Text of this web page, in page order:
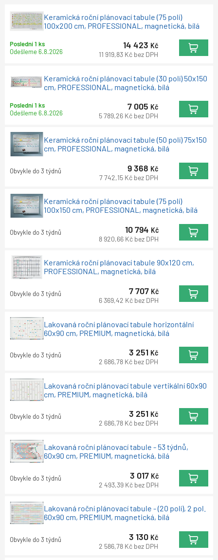
Keramická roční plánovací tabule (75 polí)
100x200 cm, PROFESSIONAL, magnetická, bílá
Poslední 1 ks
Odešleme6.8.2026
14 423 Kč
11 919,83 Kč bez DPH
Keramická roční plánovací tabule (30 polí) 50x150
cm, PROFESSIONAL, magnetická, bílá
Poslední 1 ks
Odešleme6.8.2026
7 005 Kč
5 789,26 Kč bez DPH
Keramická roční plánovací tabule (50 polí) 75x150
cm, PROFESSIONAL, magnetická, bílá
Obvykle do 3 týdnů 9 368 Kč
7 742,15 Kč bez DPH
Keramická roční plánovací tabule (75 polí)
100x150 cm, PROFESSIONAL, magnetická, bílá
Obvykle do 3 týdnů 10 794 Kč
8 920,66 Kč bez DPH
Keramická roční plánovací tabule 90x120 cm,
PROFESSIONAL, magnetická, bílá
Obvykle do 3 týdnů 7 707 Kč
6 369,42 Kč bez DPH
Lakovaná roční plánovací tabule horizontální
60x90 cm, PREMIUM, magnetická, bílá
Obvykle do 3 týdnů 3 251 Kč
2 686,78 Kč bez DPH
Lakovaná roční plánovací tabule vertikální 60x90
cm, PREMIUM, magnetická, bílá
Obvykle do 3 týdnů 3 251 Kč
2 686,78 Kč bez DPH
Lakovaná roční plánovací tabule - 53 týdnů,
60x90 cm, PREMIUM, magnetická, bílá
Obvykle do 3 týdnů 3 017 Kč
2 493,39 Kč bez DPH
Lakovaná roční plánovací tabule - (20 polí), 2 pol.
60x90 cm, PREMIUM, magnetická, bílá
Obvykle do 3 týdnů 3 130 Kč
2 586,78 Kč bez DPH